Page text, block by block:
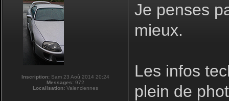
Inscription: Sam 23 Aoû 2014 20:24
Messages: 972
Localisation: Valenciennes
Je penses
mieux.
Les infos
plein de